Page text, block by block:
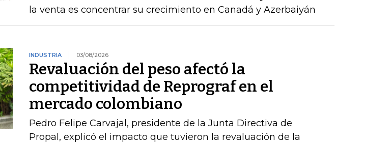
la venta es concentrar su crecimiento en Canadá y Azerbaiyán
INDUSTRIA 03/08/2026
Revaluación del peso afectó la
competitividad de Reprograf en el
mercado colombiano
Pedro Felipe Carvajal, presidente de la Junta Directiva de
Propal, explicó el impacto que tuvieron la revaluación de la